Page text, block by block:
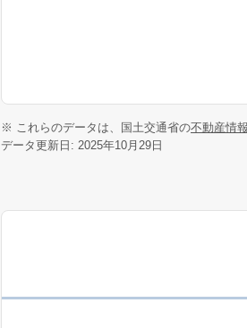
※ これらのデータは、国土交通省の不動産情
データ更新日: 2025年10月29日